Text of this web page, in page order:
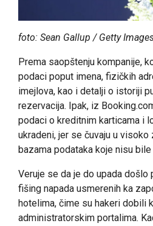
foto: Sean Gallup / Getty
Prema saopštenju kompanije,
podaci poput imena, fizičkih
imejlova, kao i detalji o istoriji
rezervacija. Ipak, iz
podaci o kreditnim karticama i
ukradeni, jer se čuvaju u
bazama podataka koje nisu
Veruje se da je do upada
fišing napada usmerenih ka
hotelima, čime su hakeri dobili
administratorskim portalima.